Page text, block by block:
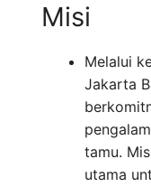
Misi
Melalui
Jakarta
tamu.
utama